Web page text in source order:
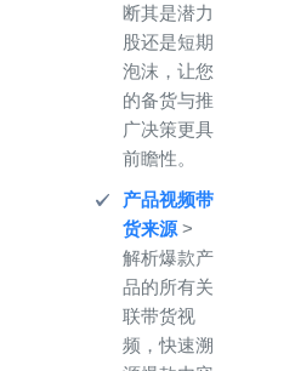
断其是潜力
股还是短期
泡沫，让您
的备货与推
广决策更具
前瞻性。
产品视频带
货来源 >
解析爆款产
品的所有关
联带货视
频，快速溯